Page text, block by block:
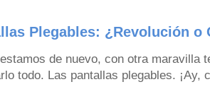
Plegables: ¿Revolución o
de nuevo, con otra maravilla
todo. Las pantallas plegables. ¡Ay,